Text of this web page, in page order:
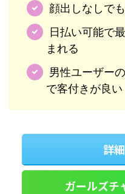
顔出しなしで
日払い可能で
まれる
男性ユーザー
で客付きが良い
詳
ガールズチ